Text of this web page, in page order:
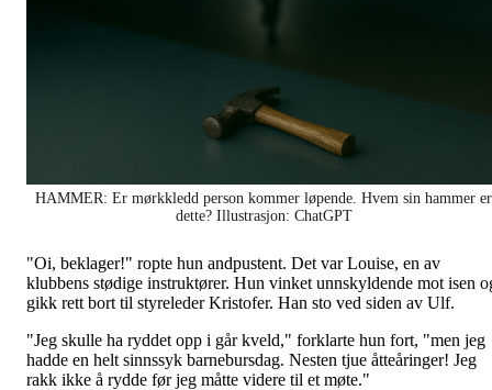
HAMMER: Er mørkkledd person kommer løpende. Hvem sin hammer er
dette? Illustrasjon: ChatGPT
"Oi, beklager!" ropte hun andpustent. Det var Louise, en av
klubbens stødige instruktører. Hun vinket unnskyldende mot isen
gikk rett bort til styreleder Kristofer. Han sto ved siden av Ulf.
"Jeg skulle ha ryddet opp i går kveld," forklarte hun fort, "men jeg
hadde en helt sinnssyk barnebursdag. Nesten tjue åtteåringer! Jeg
rakk ikke å rydde før jeg måtte videre til et møte."